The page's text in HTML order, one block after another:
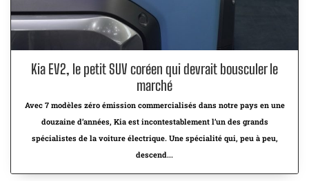
Kia EV2, le petit SUV coréen qui devrait bousculer le
marché
Avec 7 modèles zéro émission commercialisés dans notre pays en une
douzaine d’années, Kia est incontestablement l’un des grands
spécialistes de la voiture électrique. Une spécialité qui, peu à peu,
descend...